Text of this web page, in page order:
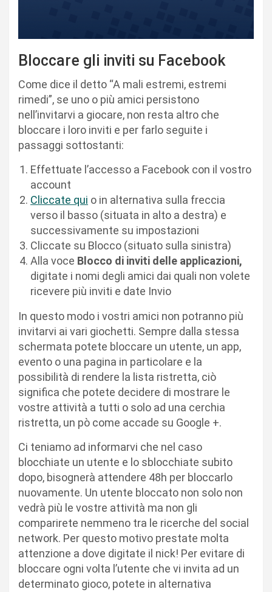
Bloccare gli inviti su Facebook
Come dice il detto “A mali estremi, estremi
rimedi”, se uno o più amici persistono
nell’invitarvi a giocare, non resta altro che
bloccare i loro inviti e per farlo seguite i
passaggi sottostanti:
Effettuate l’accesso a Facebook con il vostro
account
Cliccate qui o in alternativa sulla freccia
verso il basso (situata in alto a destra) e
successivamente su impostazioni
Cliccate su Blocco (situato sulla sinistra)
Alla voce Blocco di inviti delle applicazioni,
digitate i nomi degli amici dai quali non volete
ricevere più inviti e date Invio
In questo modo i vostri amici non potranno più
invitarvi ai vari giochetti. Sempre dalla stessa
schermata potete bloccare un utente, un app,
evento o una pagina in particolare e la
possibilità di rendere la lista ristretta, ciò
significa che potete decidere di mostrare le
vostre attività a tutti o solo ad una cerchia
ristretta, un pò come accade su Google +.
Ci teniamo ad informarvi che nel caso
blocchiate un utente e lo sblocchiate subito
dopo, bisognerà attendere 48h per bloccarlo
nuovamente. Un utente bloccato non solo non
vedrà più le vostre attività ma non gli
comparirete nemmeno tra le ricerche del social
network. Per questo motivo prestate molta
attenzione a dove digitate il nick! Per evitare di
bloccare ogni volta l’utente che vi invita ad un
determinato gioco, potete in alternativa